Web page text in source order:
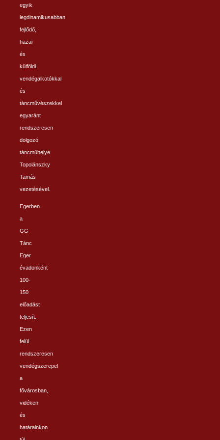
egyik
legdinamikusabban
fejlődő,
hazai
és
külföldi
vendégalkotókkal
és
táncművészekkel
egyaránt
rendszeresen
dolgozó
táncműhelye
Topolánszky
Tamás
vezetésével.
Egerben
a
GG
Tánc
Eger
évadonként
100-
150
előadást
teljesít.
Ezen
felül
rendszeresen
vendégszerepel
a
fővárosban,
vidéken
és
határainkon